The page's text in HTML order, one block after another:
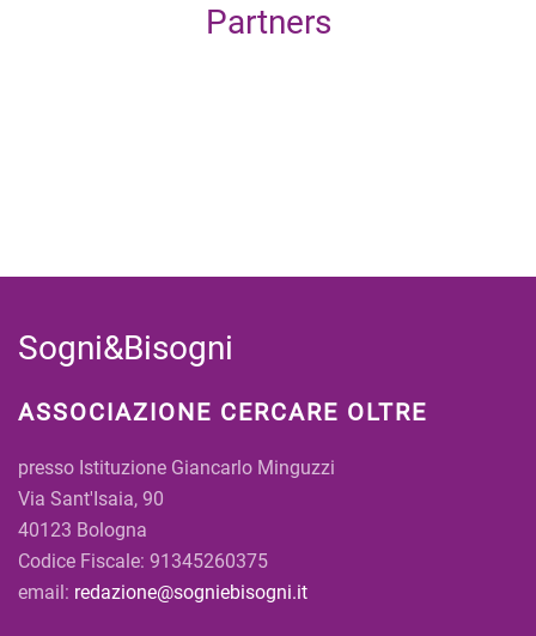
Partners
Sogni&Bisogni
ASSOCIAZIONE CERCARE OLTRE
presso Istituzione Giancarlo Minguzzi
Via Sant'Isaia, 90
40123 Bologna
Codice Fiscale: 91345260375
email: redazione@sogniebisogni.it